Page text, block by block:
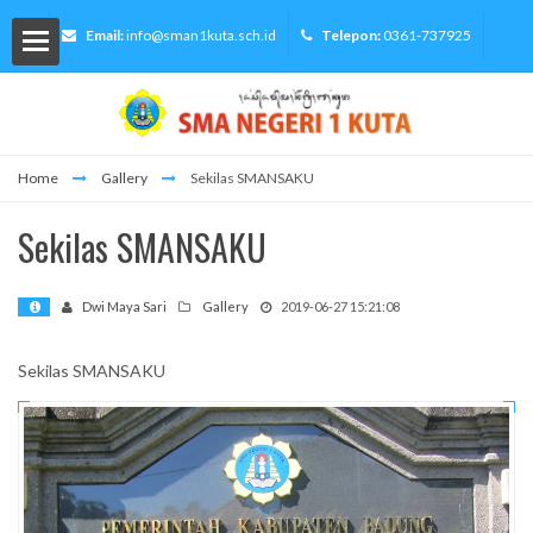
Email:info@sman1kuta.sch.id Telepon: 0361-737925
Home Gallery Sekilas SMANSAKU
Sekilas SMANSAKU
Dwi Maya Sari Gallery 2019-06-27 15:21:08
Sekilas SMANSAKU